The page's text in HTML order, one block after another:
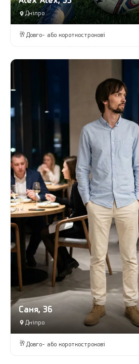
Дніпро
🥂 Довго- або короткострокові
Саня, 36
Дніпро
🥂 Довго- або короткострокові